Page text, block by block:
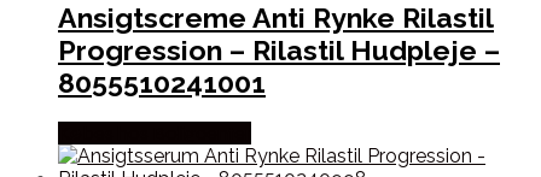
Ansigtscreme Anti Rynke Rilastil
Progression – Rilastil Hudpleje –
8055510241001